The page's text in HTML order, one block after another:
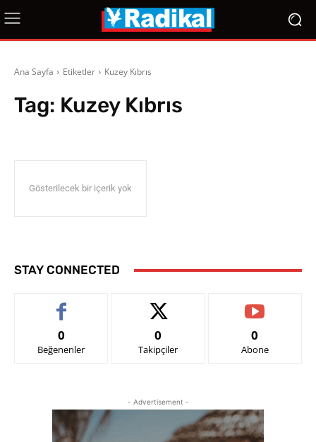
Ana Sayfa Etiketler Kuzey Kıbrıs
Tag: Kuzey Kıbrıs
Gösterilecek bir içerik yok
STAY CONNECTED
0
Beğenenler
0
Takipçiler
0
Abone
- Advertisement -